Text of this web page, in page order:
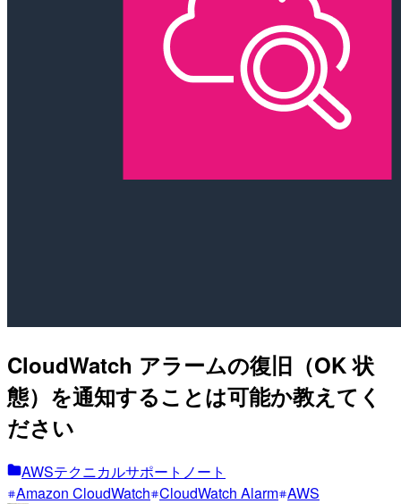
CloudWatch アラームの復旧（OK 状
態）を通知することは可能か教えてく
ださい
AWSテクニカルサポートノート
Amazon CloudWatch CloudWatch Alarm AWS